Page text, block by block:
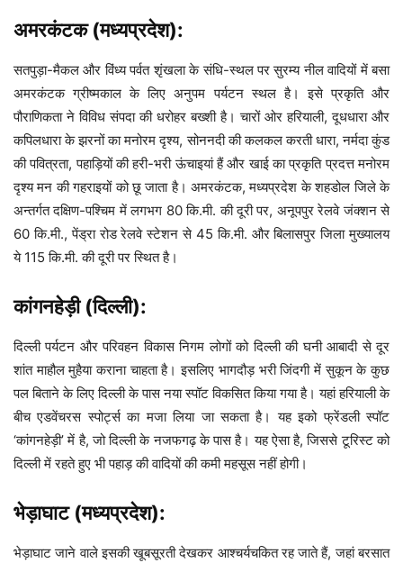
अमरकंटक (मध्यप्रदेश):
सतपुड़ा-मैकल और विंध्य पर्वत शृंखला के संधि-स्थल पर सुरम्य नील वादियों में बसा
अमरकंटक ग्रीष्मकाल के लिए अनुपम पर्यटन स्थल है। इसे प्रकृति और
पौराणिकता ने विविध संपदा की धरोहर बख्शी है। चारों ओर हरियाली, दूधधारा और
कपिलधारा के झरनों का मनोरम दृश्य, सोननदी की कलकल करती धारा, नर्मदा कुंड
की पवित्रता, पहाड़ियों की हरी-भरी ऊंचाइयां हैं और खाई का प्रकृति प्रदत्त मनोरम
दृश्य मन की गहराइयों को छू जाता है। अमरकंटक, मध्यप्रदेश के शहडोल जिले के
अन्तर्गत दक्षिण-पश्चिम में लगभग 80 कि.मी. की दूरी पर, अनूपपुर रेलवे जंक्शन से
60 कि.मी., पेंड्रा रोड रेलवे स्टेशन से 45 कि.मी. और बिलासपुर जिला मुख्यालय
ये 115 कि.मी. की दूरी पर स्थित है।
कांगनहेड़ी (दिल्ली):
दिल्ली पर्यटन और परिवहन विकास निगम लोगों को दिल्ली की घनी आबादी से दूर
शांत माहौल मुहैया कराना चाहता है। इसलिए भागदौड़ भरी जिंदगी में सुकून के कुछ
पल बिताने के लिए दिल्ली के पास नया स्पॉट विकसित किया गया है। यहां हरियाली के
बीच एडवेंचरस स्पोर्ट्स का मजा लिया जा सकता है। यह इको फ्रेंडली स्पॉट
‘कांगनहेड़ी’ में है, जो दिल्ली के नजफगढ़ के पास है। यह ऐसा है, जिससे टूरिस्ट को
दिल्ली में रहते हुए भी पहाड़ की वादियों की कमी महसूस नहीं होगी।
भेड़ाघाट (मध्यप्रदेश):
भेड़ाघाट जाने वाले इसकी खूबसूरती देखकर आश्चर्यचकित रह जाते हैं, जहां बरसात